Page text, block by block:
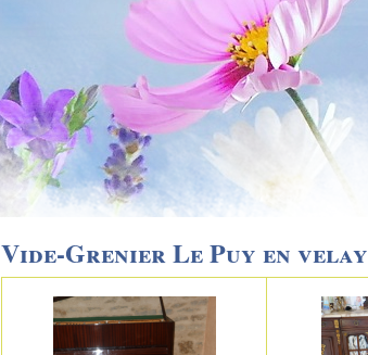
Vide-Grenier Le Puy en velay